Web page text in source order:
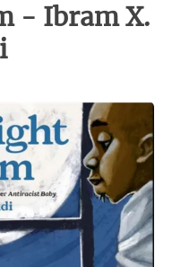
- Ibram X.